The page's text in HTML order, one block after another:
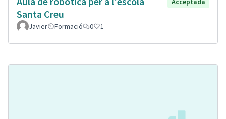
Santa Creu
Javier Formació 0 1